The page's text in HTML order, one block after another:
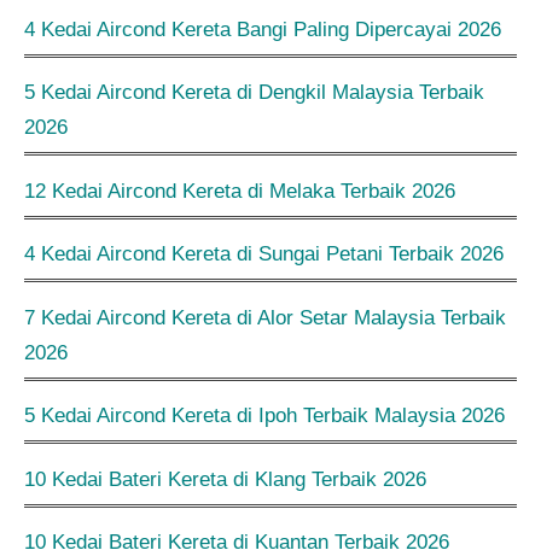
4 Kedai Aircond Kereta Bangi Paling Dipercayai 2026
5 Kedai Aircond Kereta di Dengkil Malaysia Terbaik
2026
12 Kedai Aircond Kereta di Melaka Terbaik 2026
4 Kedai Aircond Kereta di Sungai Petani Terbaik 2026
7 Kedai Aircond Kereta di Alor Setar Malaysia Terbaik
2026
5 Kedai Aircond Kereta di Ipoh Terbaik Malaysia 2026
10 Kedai Bateri Kereta di Klang Terbaik 2026
10 Kedai Bateri Kereta di Kuantan Terbaik 2026